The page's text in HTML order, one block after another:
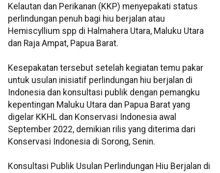
Kelautan dan Perikanan (KKP) menyepakati status
perlindungan penuh bagi hiu berjalan atau
Hemiscyllium spp di Halmahera Utara, Maluku Utara
dan Raja Ampat, Papua Barat.
Kesepakatan tersebut setelah kegiatan temu pakar
untuk usulan inisiatif perlindungan hiu berjalan di
Indonesia dan konsultasi publik dengan pemangku
kepentingan Maluku Utara dan Papua Barat yang
digelar KKHL dan Konservasi Indonesia awal
September 2022, demikian rilis yang diterima dari
Konservasi Indonesia di Sorong, Senin.
Konsultasi Publik Usulan Perlindungan Hiu Berjalan di